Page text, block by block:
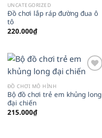
UNCATEGORIZED
Đồ chơi lắp ráp đường đua ô
tô
220.000₫
ĐỒ CHƠI MÔ HÌNH
Bộ đồ chơi trẻ em khủng long
đại chiến
215.000₫